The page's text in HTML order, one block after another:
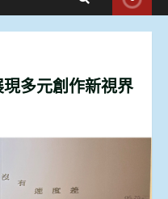
多元創作新視界